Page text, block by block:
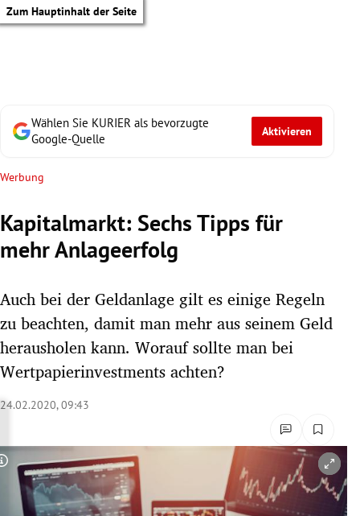
Zum Hauptinhalt der Seite
Untermenü
Untermenü
Untermenü
Untermenü
Untermenü
Wählen Sie KURIER als bevorzugte
Google-Quelle
Aktivieren
Werbung
Kapitalmarkt: Sechs Tipps für
mehr Anlageerfolg
Auch bei der Geldanlage gilt es einige Regeln
zu beachten, damit man mehr aus seinem Geld
herausholen kann. Worauf sollte man bei
Wertpapierinvestments achten?
24.02.2020, 09:43
Copyright-Hinweis öffnen/schließen